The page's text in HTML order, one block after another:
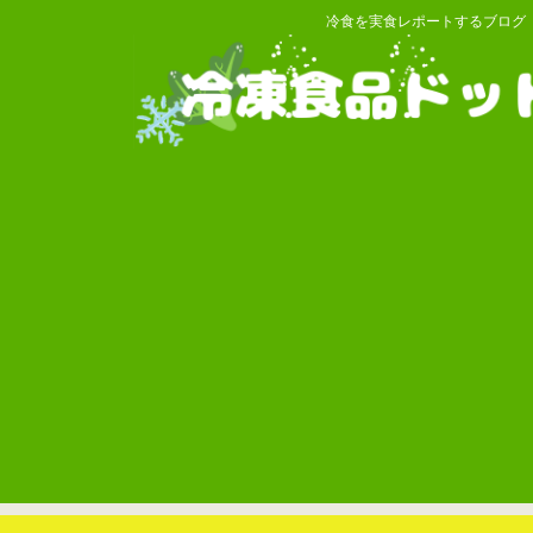
冷食を実食レポートするブログ